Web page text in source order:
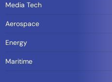
Media Tech
Aerospace
Energy
Maritime